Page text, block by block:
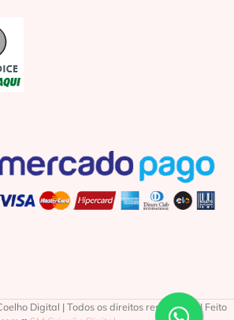
Digital | Todos os direitos reservados | Feito